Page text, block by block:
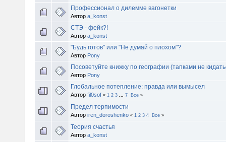
Профессионал о дилемме вагонетки
Автор a_konst
СТЭ - фейк?!
Автор a_konst
"Будь готов" или "Не думай о плохом"?
Автор Pony
Посоветуйте книжку по географии (тапками не
Автор Pony
Глобальное потепление: правда или вымысел
Автор fil0sof « 1 2 3 7 Все »
Предел терпимости
Автор iren_doroshenko « 1 2 3 4 Все »
Теория счастья
Автор a_konst